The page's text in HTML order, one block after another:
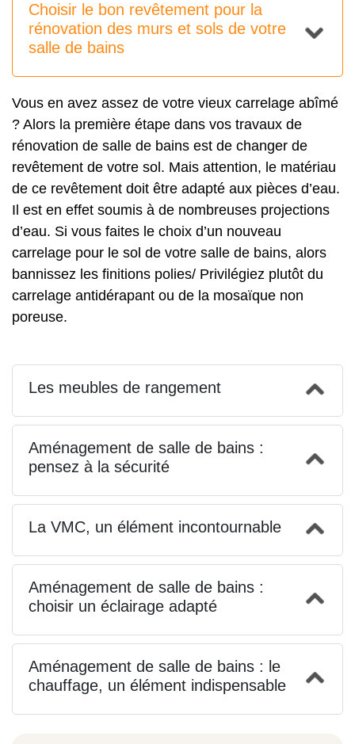
Choisir le bon revêtement pour la
rénovation des murs et sols de votre
salle de bains
Vous en avez assez de votre vieux carrelage abîmé
? Alors la première étape dans vos travaux de
rénovation de salle de bains est de changer de
revêtement de votre sol. Mais attention, le matériau
de ce revêtement doit être adapté aux pièces d’eau.
Il est en effet soumis à de nombreuses projections
d’eau. Si vous faites le choix d’un nouveau
carrelage pour le sol de votre salle de bains, alors
bannissez les finitions polies/ Privilégiez plutôt du
carrelage antidérapant ou de la mosaïque non
poreuse.
Les meubles de rangement
Aménagement de salle de bains :
pensez à la sécurité
La VMC, un élément incontournable
Aménagement de salle de bains :
choisir un éclairage adapté
Aménagement de salle de bains : le
chauffage, un élément indispensable